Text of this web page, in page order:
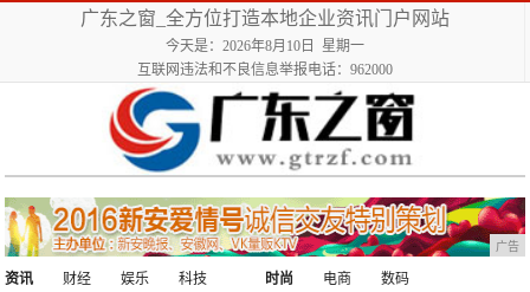
广东之窗_全方位打造本地企业资讯门户网站
今天是：2026年8月10日 星期一
互联网违法和不良信息举报电话：962000
广告
资讯 财经 娱乐
科技
时尚 电商
数码